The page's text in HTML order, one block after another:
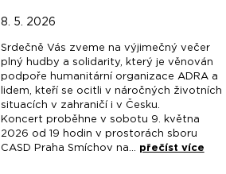
8. 5. 2026
Srdečně Vás zveme na výjimečný večer
plný hudby a solidarity, který je věnován
podpoře humanitární organizace ADRA a
lidem, kteří se ocitli v náročných životních
situacích v zahraničí i v Česku.
Koncert proběhne v sobotu 9. května
2026 od 19 hodin v prostorách sboru
CASD Praha Smíchov na... přečíst více